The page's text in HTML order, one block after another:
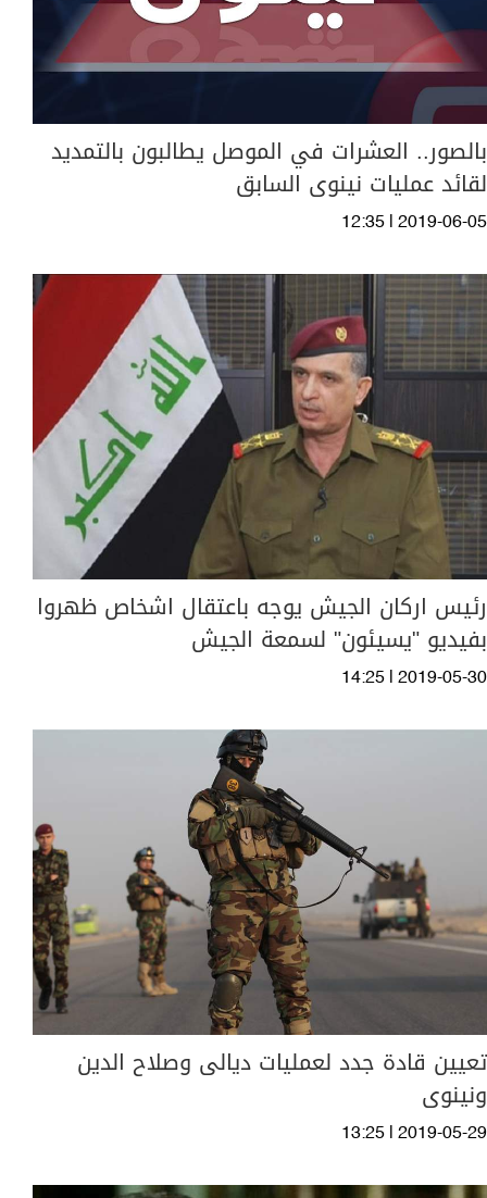
بالصور.. العشرات في الموصل يطالبون بالتمديد
لقائد عمليات نينوى السابق
12:35 | 2019-06-05
رئيس اركان الجيش يوجه باعتقال اشخاص ظهروا
بفيديو "يسيئون" لسمعة الجيش
14:25 | 2019-05-30
تعيين قادة جدد لعمليات ديالى وصلاح الدين
ونينوى
13:25 | 2019-05-29